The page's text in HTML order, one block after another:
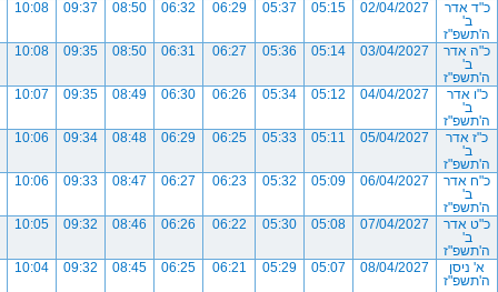
כ"ד אדר
ב'
ה'תשפ"ז
02/04/2027
05:15
05:37
06:29
06:32
08:50
09:37
10:08
כ"ה אדר
ב'
ה'תשפ"ז
03/04/2027
05:14
05:36
06:27
06:31
08:50
09:35
10:08
כ"ו אדר
ב'
ה'תשפ"ז
04/04/2027
05:12
05:34
06:26
06:30
08:49
09:35
10:07
כ"ז אדר
ב'
ה'תשפ"ז
05/04/2027
05:11
05:33
06:25
06:29
08:48
09:34
10:06
כ"ח אדר
ב'
ה'תשפ"ז
06/04/2027
05:09
05:32
06:23
06:27
08:47
09:33
10:06
כ"ט אדר
ב'
ה'תשפ"ז
07/04/2027
05:08
05:30
06:22
06:26
08:46
09:32
10:05
א' ניסן
ה'תשפ"ז
08/04/2027
05:07
05:29
06:21
06:25
08:45
09:32
10:04